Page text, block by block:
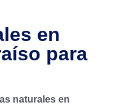
en
para
naturales en